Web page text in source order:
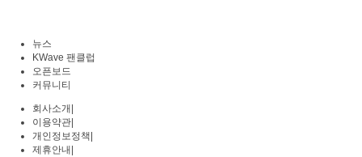
뉴스
KWave 팬클럽
오픈보드
커뮤니티
회사소개
이용약관
개인정보정책
제휴안내